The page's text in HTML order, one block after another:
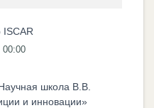
00:00
школа В.В.
и инновации»